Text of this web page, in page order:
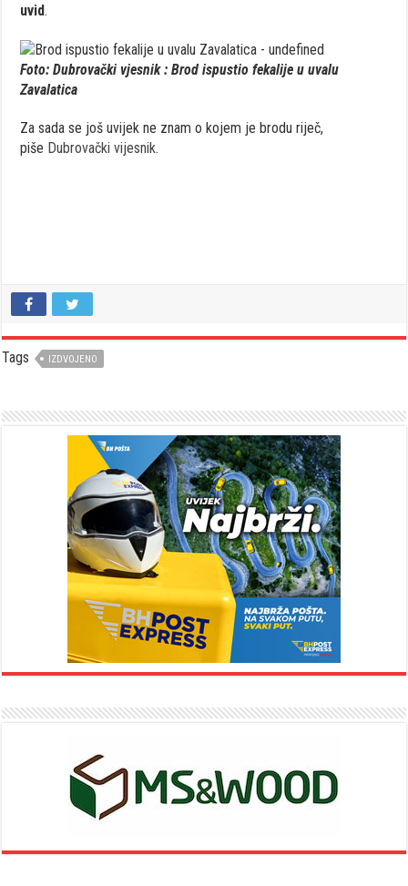
uvid.
Foto: Dubrovački vjesnik : Brod ispustio fekalije u uvalu
Zavalatica
Za sada se još uvijek ne znam o kojem je brodu riječ,
piše Dubrovački vijesnik.
Tags IZDVOJENO